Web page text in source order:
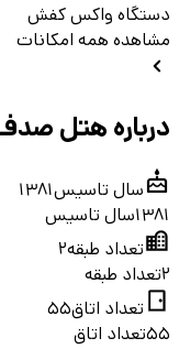
دستگاه واکس کفش
مشاهده همه امکانات
درباره هتل
سال تاسیس1381
1381سال تاسیس
تعداد طبقه2
2تعداد طبقه
تعداد اتاق55
55تعداد اتاق